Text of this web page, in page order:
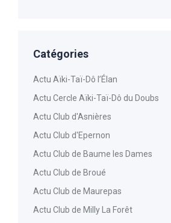
Catégories
Actu Aïki-Taï-Dô l’Élan
Actu Cercle Aïki-Taï-Dô du Doubs
Actu Club d'Asnières
Actu Club d'Epernon
Actu Club de Baume les Dames
Actu Club de Broué
Actu Club de Maurepas
Actu Club de Milly La Forêt